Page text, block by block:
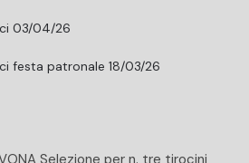
03/04/26
festa patronale 18/03/26
Selezione per n. tre tirocini